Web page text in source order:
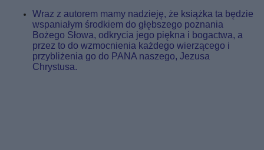
Wraz z autorem mamy nadzieję, że książka ta będzie
wspaniałym środkiem do głębszego poznania
Bożego Słowa, odkrycia jego piękna i bogactwa, a
przez to do wzmocnienia każdego wierzącego i
przybliżenia go do PANA naszego, Jezusa
Chrystusa.